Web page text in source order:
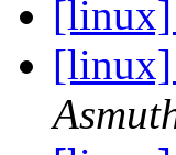
[linux]
[linux]